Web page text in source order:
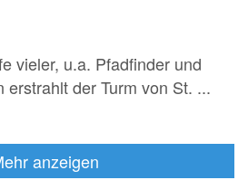
vieler, u.a. Pfadfinder und
erstrahlt der Turm von St. ...
anzeigen